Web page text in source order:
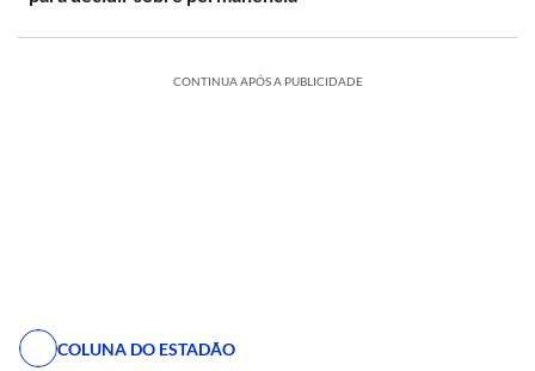
CONTINUA APÓS A PUBLICIDADE
COLUNA DO ESTADÃO